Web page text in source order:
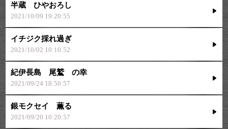
半蔵 ひやおろし
2021/10/09 19:20:55
イチジク採れ過ぎ
2021/10/02 10:10:52
紀伊長島 尾鷲 の幸
2021/09/24 18:50:57
銀モクセイ 薫る
2021/09/20 10:20:57